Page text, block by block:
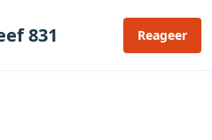
831 Reageer